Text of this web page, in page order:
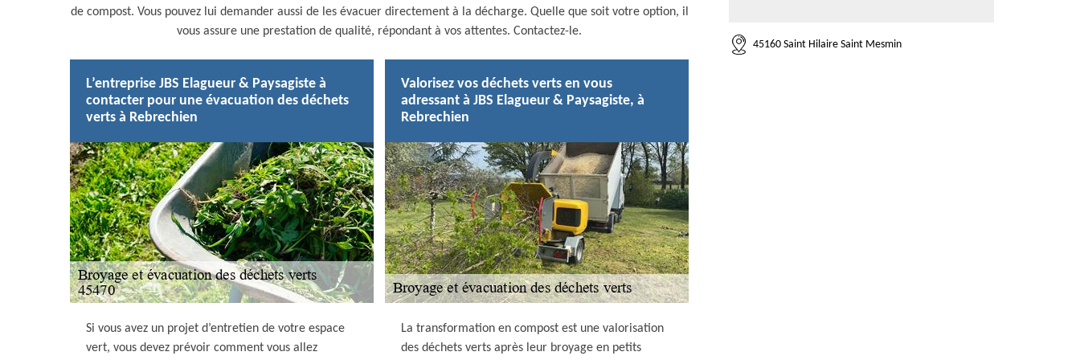
de compost. Vous pouvez lui demander aussi de les évacuer directement à la décharge. Quelle que soit votre option, il
vous assure une prestation de qualité, répondant à vos attentes. Contactez-le.
L’entreprise JBS Elagueur & Paysagiste à
contacter pour une évacuation des déchets
verts à Rebrechien
Si vous avez un projet d’entretien de votre espace
vert, vous devez prévoir comment vous allez
Valorisez vos déchets verts en vous
adressant à JBS Elagueur & Paysagiste, à
Rebrechien
La transformation en compost est une valorisation
des déchets verts après leur broyage en petits
45160 Saint Hilaire Saint Mesmin